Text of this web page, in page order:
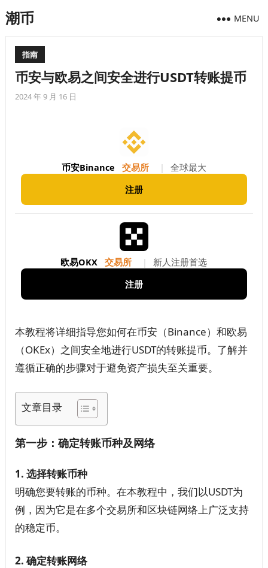
潮币 MENU
指南
币安与欧易之间安全进行USDT转账提币
2024 年 9 月 16 日
币安Binance 交易所 |
全球最大
注册
欧易OKX 交易所 |
新人注册首选
注册
本教程将详细指导您如何在币安（Binance）和欧易
（OKEx）之间安全地进行USDT的转账提币。了解并
遵循正确的步骤对于避免资产损失至关重要。
文章目录
第一步：确定转账币种及网络
1. 选择转账币种
明确您要转账的币种。在本教程中，我们以USDT为
例，因为它是在多个交易所和区块链网络上广泛支持
的稳定币。
2. 确定转账网络